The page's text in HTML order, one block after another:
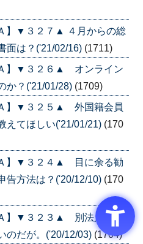
】▼３２７▲ ４月からの総
面は？('21/02/16) (1711)
Ａ】▼３２６▲ オンライン
か？('21/01/28) (1709)
Ａ】▼３２５▲ 外国籍会員
えてほしい('21/01/21) (170
Ａ】▼３２４▲ 目に余る勧
告方法は？('20/12/10) (170
Ａ】▼３２３▲ 別法人を通
のだが。('20/12/03) (1704)